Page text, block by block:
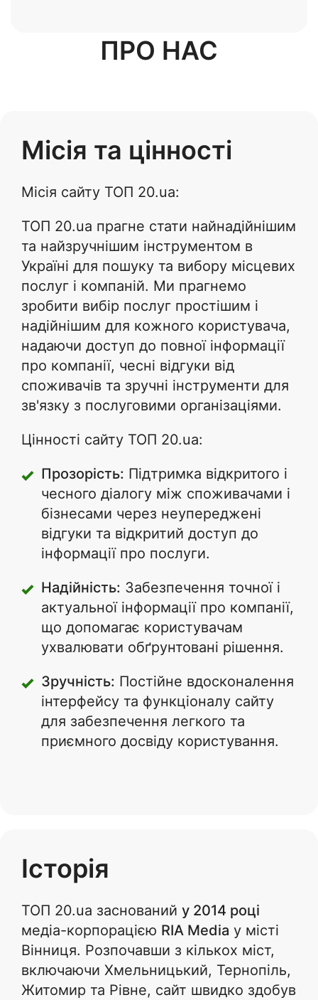
ПРО НАС
Місія та цінності
Місія сайту ТОП 20.ua:
ТОП 20.ua прагне стати найнадійнішим
та найзручнішим інструментом в
Україні для пошуку та вибору місцевих
послуг і компаній. Ми прагнемо
зробити вибір послуг простішим і
надійнішим для кожного користувача,
надаючи доступ до повної інформації
про компанії, чесні відгуки від
споживачів та зручні інструменти для
зв'язку з послуговими організаціями.
Цінності сайту ТОП 20.ua:
Прозорість: Підтримка відкритого і
чесного діалогу між споживачами і
бізнесами через неупереджені
відгуки та відкритий доступ до
інформації про послуги.
Надійність: Забезпечення точної і
актуальної інформації про компанії,
що допомагає користувачам
ухвалювати обґрунтовані рішення.
Зручність: Постійне вдосконалення
інтерфейсу та функціоналу сайту
для забезпечення легкого та
приємного досвіду користування.
Історія
ТОП 20.ua заснований у 2014 році
медіа-корпорацією RIA Media у місті
Вінниця. Розпочавши з кількох міст,
включаючи Хмельницький, Тернопіль,
Житомир та Рівне, сайт швидко здобув